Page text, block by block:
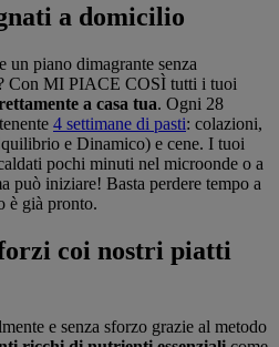
a domicilio
un piano dimagrante senza
Con MI PIACE COSÌ tutti i tuoi
a casa tua. Ogni 28
4 settimane di pasti: colazioni,
e Dinamico) e cene. I tuoi
pochi minuti nel microonde o a
può iniziare! Basta perdere tempo a
è già pronto.
coi nostri piatti
e senza sforzo grazie al metodo